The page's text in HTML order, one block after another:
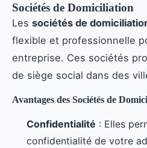
Sociétés de Domiciliation
Les sociétés de
flexible et professionnelle
entreprise. Ces sociétés
de siège social dans des
Avantages des Sociétés de
Confidentialité : Elles
confidentialité de votre